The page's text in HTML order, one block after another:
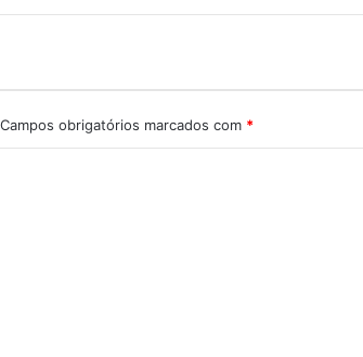
Campos obrigatórios marcados com *